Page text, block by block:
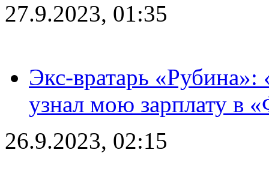
27.9.2023, 01:35
Экс-вратарь «Рубина»:
узнал мою зарплату в
26.9.2023, 02:15